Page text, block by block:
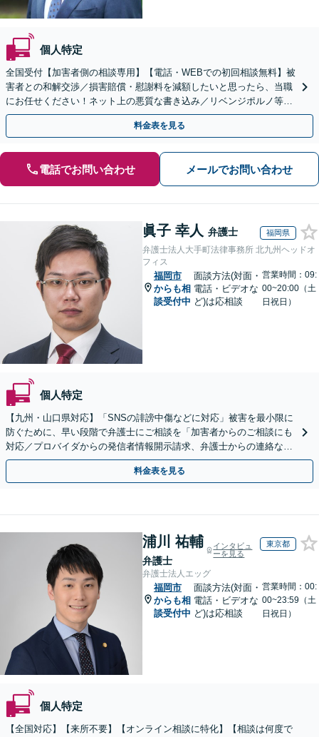
個人特定
全国受付【加害者側の相談専用】【電話・WEBでの初回相談無料】被
害者との和解交渉／損害賠償・慰謝料を減額したいと思ったら、当職
にお任せください！ネット上の悪質な書き込み／リベンジポルノ等、
代表弁護士が最後まで対応【関東エリア以外の相談も可】
料金表を見る
電話でお問い合わせ メールでお問い合わせ
眞子 幸人 弁護士 福岡県
弁護士法人大手町法律事務所 北九州ヘッドオ
フィス
福岡市
からも相
談受付中
面談方法(対面・
電話・ビデオな
ど)は応相談
営業時間：09:
00~20:00（土
日祝日）
個人特定
【九州・山口県対応】「SNSの誹謗中傷などに対応」被害を最小限に
防ぐために、早い段階で弁護士にご相談を「加害者からのご相談にも
対応／プロバイダからの発信者情報開示請求、弁護士からの連絡な
ど」法人の風評被害対策にも対応【休日・夜間相談可】
料金表を見る
浦川 祐輔
弁護士
インタビュ
ーを見る
東京都
弁護士法人エッグ
福岡市
からも相
談受付中
面談方法(対面・
電話・ビデオな
ど)は応相談
営業時間：00:
00~23:59（土
日祝日）
個人特定
【全国対応】【来所不要】【オンライン相談に特化】【相談は何度で